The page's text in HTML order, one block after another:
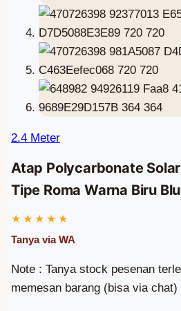
2.4 Meter
Atap Polycarbonate
Tipe Roma Warna Biru
Note : Tanya stock pesenan
memesan barang (bisa via chat)